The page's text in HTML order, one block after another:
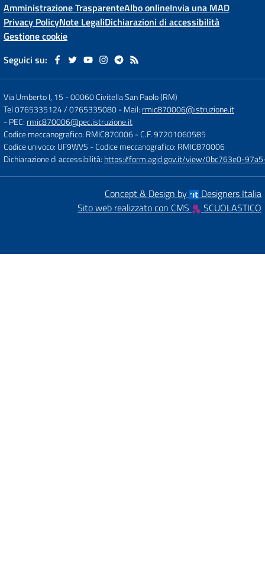
Amministrazione TrasparenteAlbo onlineInvia una MAD
Privacy PolicyNote LegaliDichiarazioni di accessibilità
Gestione cookie
Seguici su:
Via Umberto I, 15 -00060 Civitella San Paolo (RM)
Tel 0765335124 / 0765335080- Mail: rmic870006@istruzione.it
- PEC: rmic870006@pec.istruzione.it
Codice meccanografico: RMIC870006- C.F. 97201060585
Codice univoco: UF9WVS - Codice meccanografico: RMIC870006
Dichiarazione di accessibilità: https://form.agid.gov.it/view/0bc763e0-
Concept & Design by
Designers Italia
Sito web realizzato con CMS
SCUOLASTICO